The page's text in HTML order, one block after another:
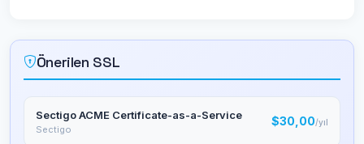
Önerilen SSL
Sectigo ACME Certificate-as-a-Service
Sectigo
$30,00/yıl